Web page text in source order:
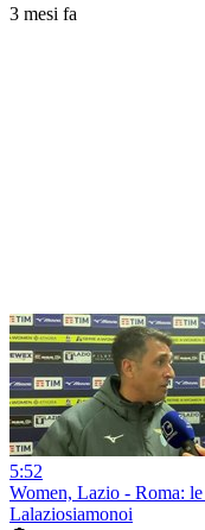
3 mesi fa
5:52
Women, Lazio - Roma:
Lalaziosiamonoi